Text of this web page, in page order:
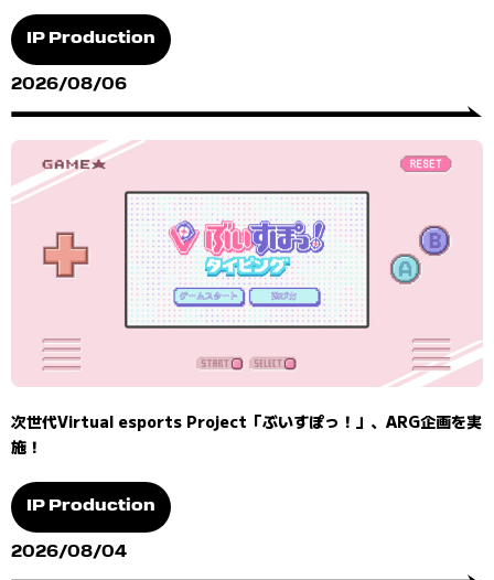
IP Production
2026/08/06
次世代Virtual esports Project「ぶいすぽっ！」、ARG企画を実
施！
IP Production
2026/08/04